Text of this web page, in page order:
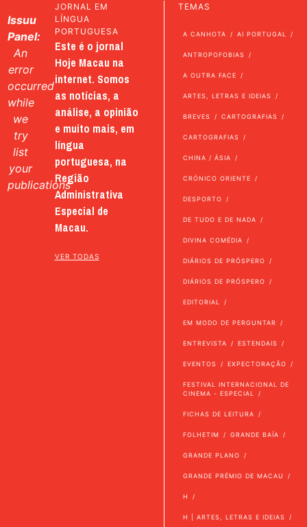
Issuu
Panel:
An
error
occurred
while
we
try
list
your
publications
JORNAL EM
LÍNGUA
PORTUGUESA
Este é o jornal
Hoje Macau na
internet. Somos
as notícias, a
análise, a opinião
e muito mais, em
língua
portuguesa, na
Região
Administrativa
Especial de
Macau.
VER TODAS
TEMAS
A CANHOTA AI PORTUGAL
ANTROPOFOBIAS
A OUTRA FACE
ARTES, LETRAS E IDEIAS
BREVES CARTOGRAFIAS
CARTOGRAFIAS
CHINA / ÁSIA
CRÓNICO ORIENTE
DESPORTO
DE TUDO E DE NADA
DIVINA COMÉDIA
DIÁRIOS DE PRÓSPERO
DIÁRIOS DE PRÓSPERO
EDITORIAL
EM MODO DE PERGUNTAR
ENTREVISTA ESTENDAIS
EVENTOS EXPECTORAÇÃO
FESTIVAL INTERNACIONAL DE
CINEMA - ESPECIAL
FICHAS DE LEITURA
FOLHETIM GRANDE BAÍA
GRANDE PLANO
GRANDE PRÉMIO DE MACAU
H
H | ARTES, LETRAS E IDEIAS